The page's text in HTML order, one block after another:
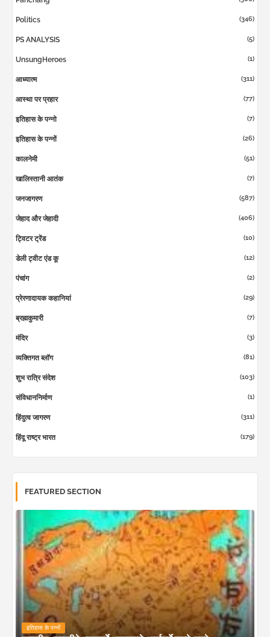
Politics (346)
PS ANALYSIS (5)
UnsungHeroes (1)
आध्यात्म (311)
आस्था पर प्रहार (77)
इतिहास के पन्नो (7)
इतिहास के पन्नों (26)
कालनेमी (51)
खालिस्तानी आतंक (7)
जनजागरण (587)
जेहाद और जेहादी (406)
ट्विटर ट्रेंड (10)
डेली ट्वीट एंड कू (12)
पंचांग (2)
प्रेरणादायक कहानियां (29)
ब्रह्मकुमारी (7)
मंदिर (3)
व्यक्तिगत ब्लॉग (81)
शुभ रात्रि संदेश (103)
संविधाननिर्माण (1)
हिंदुत्व जागरण (311)
हिंदू राष्ट्र भारत (179)
FEATURED SECTION
इतिहास के पन्नों